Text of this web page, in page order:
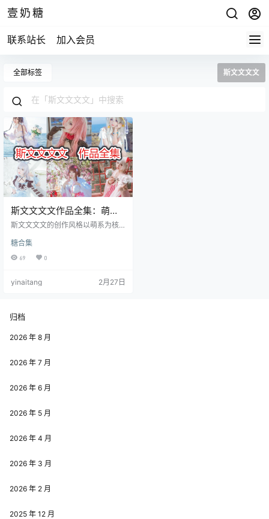
壹奶糖
联系站长 加入会员
全部标签 斯文文文文
斯文文文文作品全集：萌系
内核贯穿！萌系内核贯穿
斯文文文文的创作风格以萌系为核
而对细节的精致把控，更是让她的
萌系作品更具质感，一次次打动屏
蛋、灵动的眼神，让她在诠释萌系
类可爱的主题创作，她都能凭借自
身的形象特质，将萌系风格展现得
身的形象优势，而是在创作的每一
糖合集
69 0
yinaitang 2月27日
归档
2026 年 8 月
2026 年 7 月
2026 年 6 月
2026 年 5 月
2026 年 4 月
2026 年 3 月
2026 年 2 月
2025 年 12 月